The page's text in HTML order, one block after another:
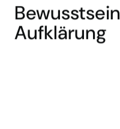
Aufklärung